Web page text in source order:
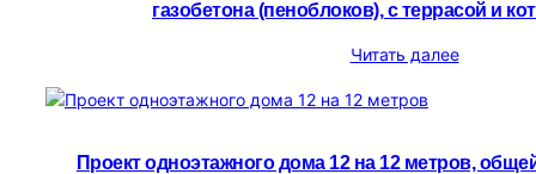
газобетона (пеноблоков), c террасой и
Читать далее
Проект одноэтажного дома 12 на 12 метров,